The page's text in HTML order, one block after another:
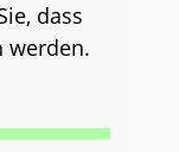
dass
werden.